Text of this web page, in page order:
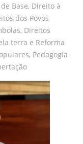
Base, Direito à
dos Povos
, Direitos
terra e Reforma
, Pedagogia